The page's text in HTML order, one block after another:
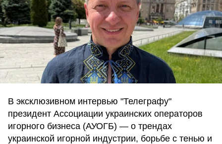
В эксклюзивном интервью "Телеграфу"
президент Ассоциации украинских операторов
игорного бизнеса (АУОГБ) — о трендах
украинской игорной индустрии, борьбе с тенью и